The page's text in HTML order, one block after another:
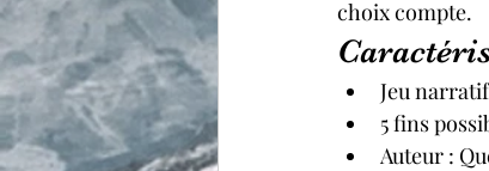
choix compte.
Jeu
5 fins
Auteur :